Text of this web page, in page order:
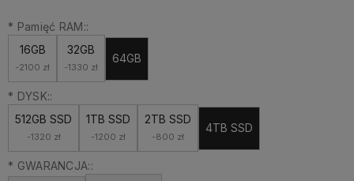
* Pamięć RAM::
16GB
-2100 zł
32GB
-1330 zł
64GB
* DYSK::
512GB SSD
-1320 zł
1TB SSD
-1200 zł
2TB SSD
-800 zł
4TB SSD
* GWARANCJA::